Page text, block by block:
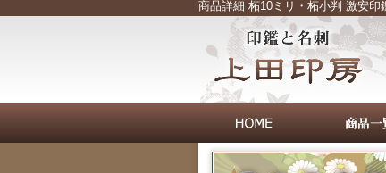
商品詳細 柘10ミリ・柘小判 激安